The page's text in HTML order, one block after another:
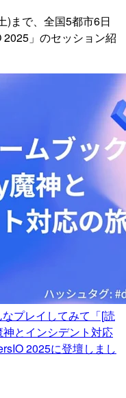
)まで、全国5都市6日
」のセッション紹
プレイしてみて「[読
とインシデント対応
2025に登壇しまし